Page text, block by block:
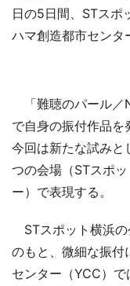
日の5日間、STスポ
ハマ創造都市センタ
「難聴のパール／
で自身の振付作品を
今回は新たな試みと
つの会場（STスポ
ー）で表現する。
STスポット横浜の
のもと、微細な振付
センター（YCC）